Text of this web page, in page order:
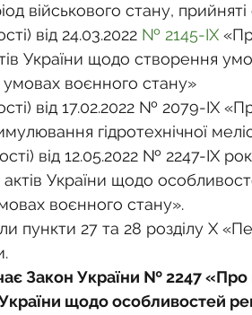
Земельні питання
Будівництво
прав Юридичні
військового стану,
від 24.03.2022 № 2145-IX
України щодо створення
воєнного стану»
від 17.02.2022 № 2079-IX
гідротехнічної
від 12.05.2022 № 2247-ІХ
України щодо
воєнного стану».
пункти 27 та 28 розділу X
Закон України № 2247 «Про
щодо особливостей